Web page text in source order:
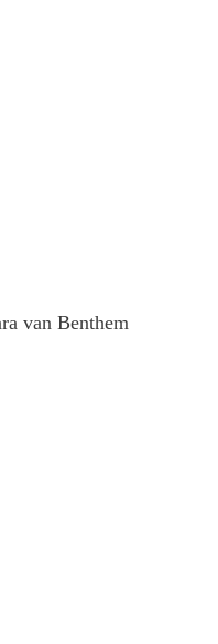
van Benthem